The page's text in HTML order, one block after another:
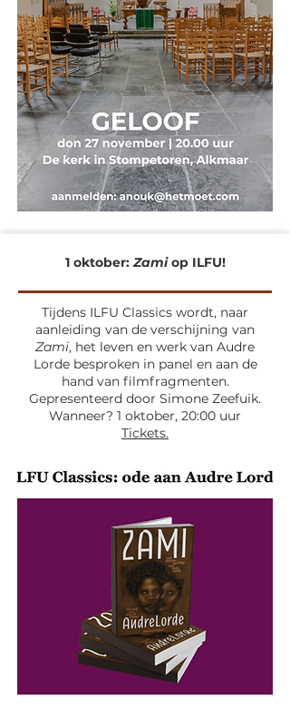
1 oktober:Zamiop ILFU!
Tijdens ILFU Classics wordt, naar
aanleiding van de verschijning van
Zami, het leven en werk van Audre
Lorde besproken in panel en aan de
hand van filmfragmenten.
Gepresenteerd door Simone Zeefuik.
Wanneer? 1 oktober, 20:00 uur
Tickets.